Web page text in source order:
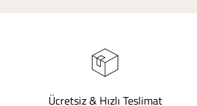
Ücretsiz & Hızlı Teslimat